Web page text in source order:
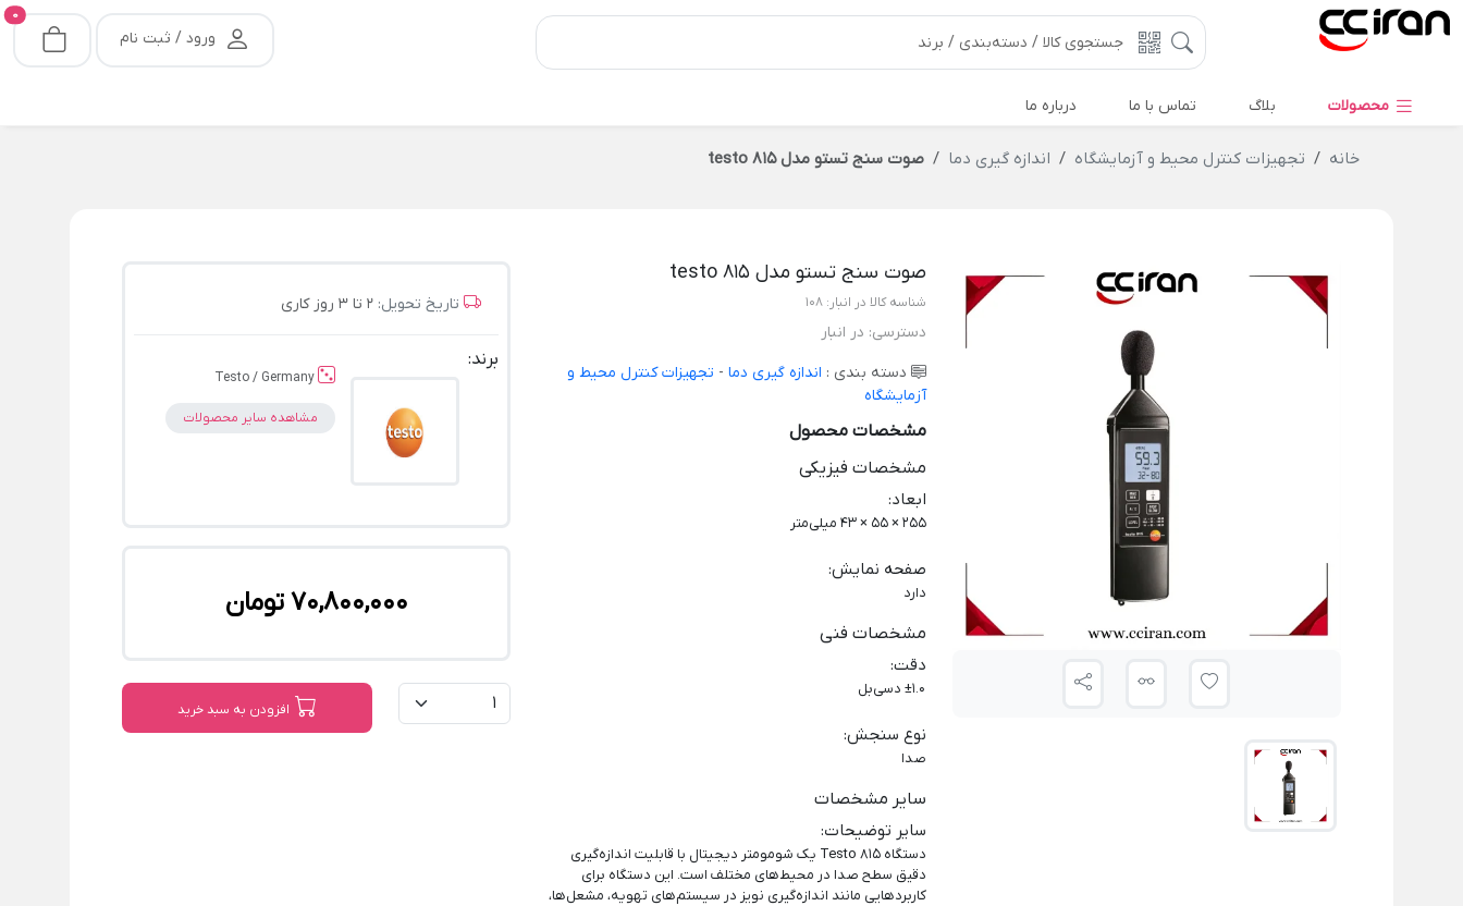
ورود / ثبت نام
0
محصولات بلاگ تماس با ما درباره ما
خانه تجهیزات کنترل محیط و آزمایشگاه اندازه گیری دما صوت سنج تستو مدل testo 815
صوت سنج تستو مدل testo 815
شناسه کالا در انبار: 108
دسترسی: در انبار
دسته بندی : اندازه گیری دما - تجهیزات کنترل محیط و
آزمایشگاه
مشخصات محصول
مشخصات فیزیکی
ابعاد:
255 × 55 × 43 میلی‌متر
صفحه نمایش:
دارد
مشخصات فنی
دقت:
±1.0 دسی‌بل
نوع سنجش:
صدا
سایر مشخصات
سایر توضیحات:
دستگاه Testo 815 یک شومومتر دیجیتال با قابلیت اندازه‌گیری
دقیق سطح صدا در محیط‌های مختلف است. این دستگاه برای
کاربردهایی مانند اندازه‌گیری نویز در سیستم‌های تهویه، مشعل‌ها،
تاریخ تحویل: 2 تا 3 روز کاری
برند:
Testo / Germany
مشاهده سایر محصولات
70,800,000 تومان
افزودن به سبد خرید